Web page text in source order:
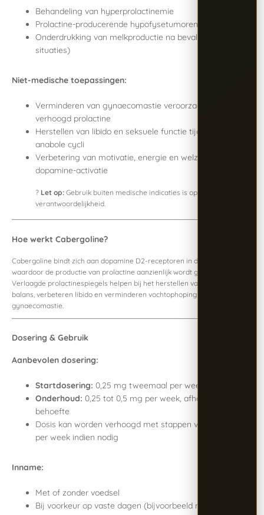
Behandeling van hyperprolactinemie
Prolactine-producerende hypofysetumoren
Onderdrukking van melkproductie na bevalling (bepaalde
situaties)
Niet-medische toepassingen:
Verminderen van gynaecomastie veroorzaakt door
verhoogd prolactine
Herstellen van libido en seksuele functie tijdens of na
anabole cycli
Verbetering van motivatie, energie en welzijn via
dopamine-activatie
? Let op: Gebruik buiten medische indicaties is op eigen
verantwoordelijkheid.
Hoe werkt Cabergoline?
Cabergoline bindt zich aan dopamine D2-receptoren in de hypofyse,
waardoor de productie van prolactine aanzienlijk wordt geremd.
Verlaagde prolactinespiegels helpen bij het herstellen van hormonale
balans, verbeteren libido en verminderen vochtophoping en
gynaecomastie.
Dosering & Gebruik
Aanbevolen dosering:
Startdosering: 0,25 mg tweemaal per week
Onderhoud: 0,25 tot 0,5 mg per week, afhankelijk van de
behoefte
Dosis kan worden verhoogd met stappen van 0,25 mg
per week indien nodig
Inname:
Met of zonder voedsel
Bij voorkeur op vaste dagen (bijvoorbeeld maandag en